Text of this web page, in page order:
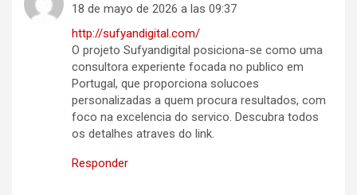
18 de mayo de 2026 a las 09:37
http://sufyandigital.com/
O projeto Sufyandigital posiciona-se como uma
consultora experiente focada no publico em
Portugal, que proporciona solucoes
personalizadas a quem procura resultados, com
foco na excelencia do servico. Descubra todos
os detalhes atraves do link.
Responder